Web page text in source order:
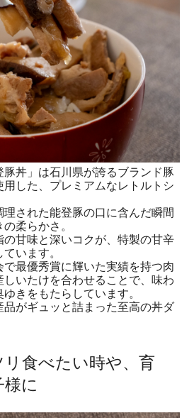
丼」は石川県が誇るブランド豚
用した、プレミアムなレトルトシ
された能登豚の口に含んだ瞬間
柔らかさ。
甘味と深いコクが、特製の甘辛
います。
で最優秀賞に輝いた実績を持つ肉
しいたけを合わせることで、味わ
きをもたらしています。
がギュッと詰まった至高の丼ダ
食べたい時や、育
に